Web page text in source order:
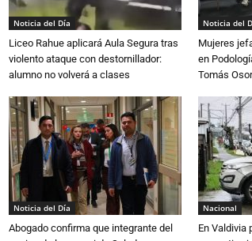
Noticia del Día
Liceo Rahue aplicará Aula Segura tras
violento ataque con destornillador:
alumno no volverá a clases
Noticia del
Mujeres
en
Tomás
Noticia del Día
Abogado confirma que integrante del
Nacional
En Valdivia